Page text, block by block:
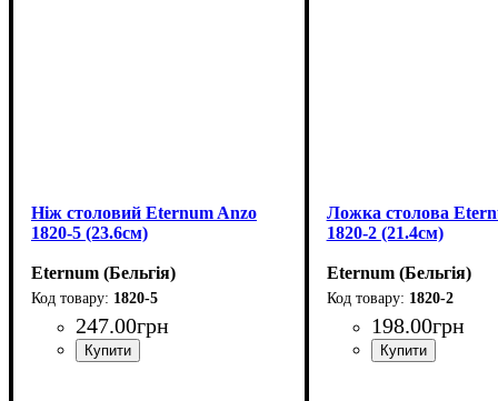
Ніж столовий Eternum Anzo
1820-5 (23.6см)
Eternum (Бельгія)
1820-5
247.00грн
Ложка столова
1820-2 (21.4см)
Eternum (Бельгія)
1820-2
198.00грн